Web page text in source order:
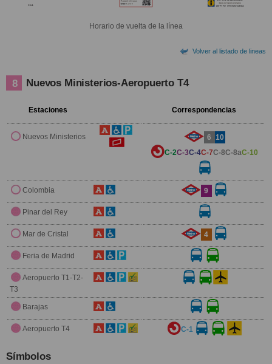
Horario de vuelta de la línea
Volver al listado de lineas
8 Nuevos Ministerios-Aeropuerto T4
Estaciones Correspondencias
Nuevos Ministerios 6 10
C-2C-3C-4C-7C-8C-8aC-10
Colombia 9
Pinar del Rey
Mar de Cristal 4
Feria de Madrid
Aeropuerto T1-T2-
T3
Barajas
Aeropuerto T4 C-1
Símbolos